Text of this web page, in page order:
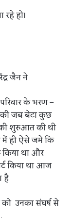
हो।
जैन ने
के भरण –
जब बेटा कुछ
शुरुआत की थी
में ही ऐसे जमे कि
किया था और
किया था आज
है
उनका संघर्ष से